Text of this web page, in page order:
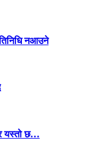
नआउने
यस्तो छ…